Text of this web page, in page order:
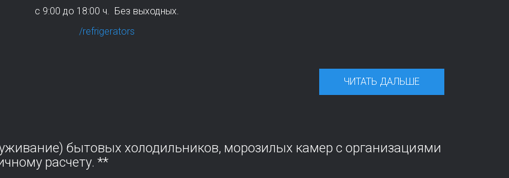
с 9:00 до 18:00 ч. Без выходных.
/refrigerators
ЧИТАТЬ ДАЛЬШЕ
бытовых холодильников, морозилых камер с организациями
расчету. **